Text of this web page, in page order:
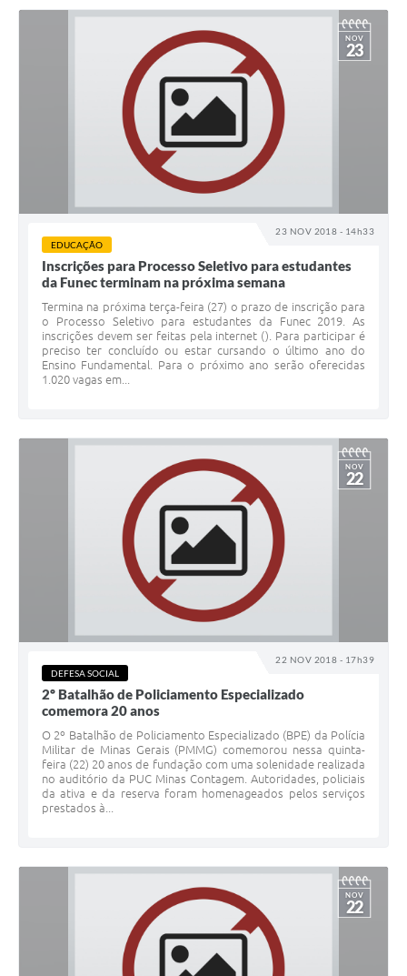
23 NOV 2018 - 14h33
NOV
23
EDUCAÇÃO
Inscrições para Processo Seletivo para estudantes
da Funec terminam na próxima semana
Termina na próxima terça-feira (27) o prazo de inscrição para
o Processo Seletivo para estudantes da Funec 2019. As
inscrições devem ser feitas pela internet (). Para participar é
preciso ter concluído ou estar cursando o último ano do
Ensino Fundamental. Para o próximo ano serão oferecidas
1.020 vagas em...
22 NOV 2018 - 17h39
NOV
22
DEFESA SOCIAL
2º Batalhão de Policiamento Especializado
comemora 20 anos
O 2º Batalhão de Policiamento Especializado (BPE) da Polícia
Militar de Minas Gerais (PMMG) comemorou nessa quinta-
feira (22) 20 anos de fundação com uma solenidade realizada
no auditório da PUC Minas Contagem. Autoridades, policiais
da ativa e da reserva foram homenageados pelos serviços
prestados à...
NOV
22